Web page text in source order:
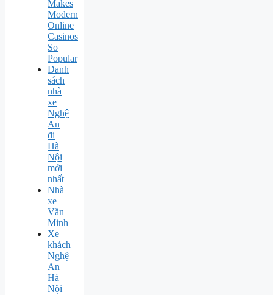
Makes
Modern
Online
Casinos
So
Popular
Danh
sách
nhà
xe
Nghệ
An
đi
Hà
Nội
mới
nhất
Nhà
xe
Văn
Minh
Xe
khách
Nghệ
An
Hà
Nội